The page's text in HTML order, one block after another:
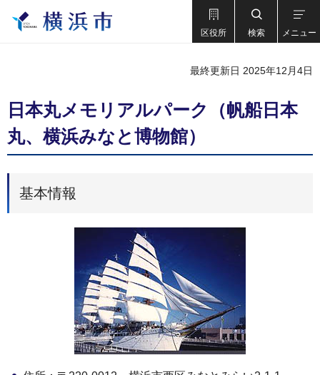
区役所 検索 メニュー
最終更新日 2025年12月4日
日本丸メモリアルパーク（帆船日本
丸、横浜みなと博物館）
基本情報